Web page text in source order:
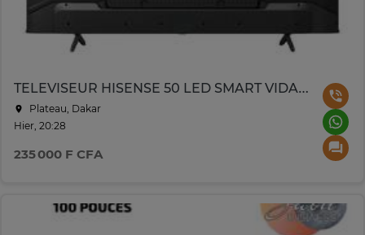
TELEVISEUR HISENSE 50 LED SMART VIDA UHD 50A6N
Plateau, Dakar
Hier, 20:28
235 000 F CFA